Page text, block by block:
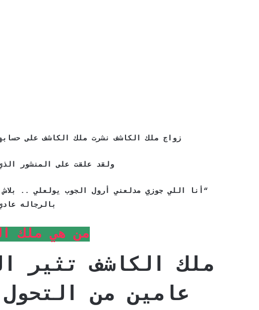
زواج ملك الكاشف نشرت ملك الكاشف على
ولقد علقت على المنشور
“أنا اللي جوزي مدلعني أرول الجوب يولعلي ..
بالرجاله
من هي ملك
ملك الكاشف تثير
عامين من